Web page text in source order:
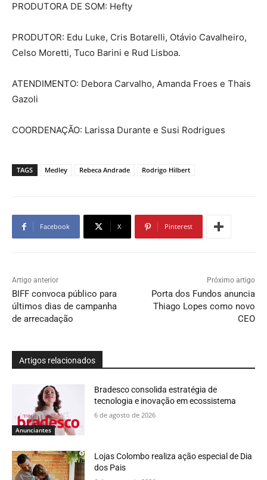
PRODUTORA DE SOM: Hefty
PRODUTOR: Edu Luke, Cris Botarelli, Otávio Cavalheiro,
Celso Moretti, Tuco Barini e Rud Lisboa.
ATENDIMENTO: Debora Carvalho, Amanda Froes e Thais
Gazoli
COORDENAÇÃO: Larissa Durante e Susi Rodrigues
TAGS Medley Rebeca Andrade Rodrigo Hilbert
Facebook X Pinterest
Artigo anterior
BIFF convoca público para
últimos dias de campanha
de arrecadação
Próximo artigo
Porta dos Fundos anuncia
Thiago Lopes como novo
CEO
Artigos relacionados
Anunciantes
Bradesco consolida estratégia de
tecnologia e inovação em ecossistema
6 de agosto de 2026
Lojas Colombo realiza ação especial de Dia
dos Pais